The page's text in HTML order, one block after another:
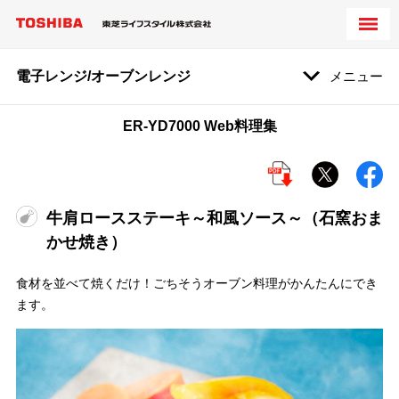
電子レンジ/オーブンレンジ メニュー
ER-YD7000 Web料理集
牛肩ロースステーキ～和風ソース～（石窯おま
かせ焼き）
食材を並べて焼くだけ！ごちそうオーブン料理がかんたんにでき
ます。